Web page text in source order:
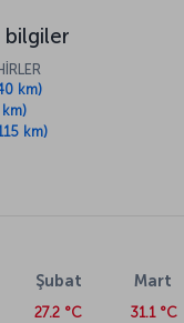
bilgiler
km)
km)
km)
Şubat
27.2 °C
Mart
31.1 °C